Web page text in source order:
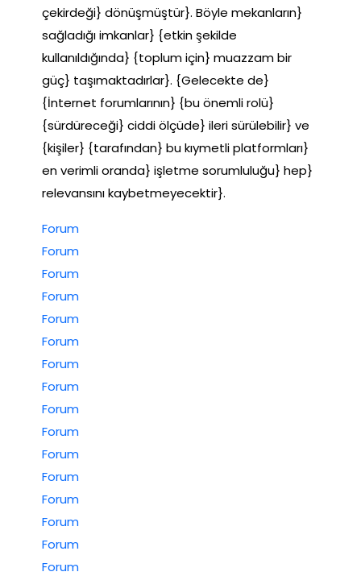
çekirdeği} dönüşmüştür}. Böyle mekanların}
sağladığı imkanlar} {etkin şekilde
kullanıldığında} {toplum için} muazzam bir
güç} taşımaktadırlar}. {Gelecekte de}
{İnternet forumlarının} {bu önemli rolü}
{sürdüreceği} ciddi ölçüde} ileri sürülebilir} ve
{kişiler} {tarafından} bu kıymetli platformları}
en verimli oranda} işletme sorumluluğu} hep}
relevansını kaybetmeyecektir}.
Forum
Forum
Forum
Forum
Forum
Forum
Forum
Forum
Forum
Forum
Forum
Forum
Forum
Forum
Forum
Forum